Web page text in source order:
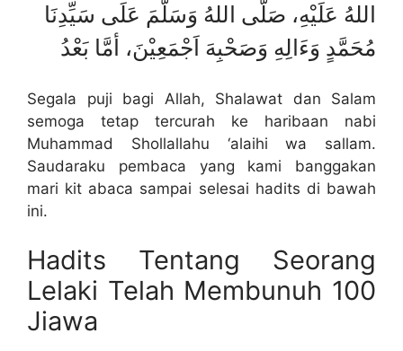
اللهُ عَلَيْهِ، صَلَّى اللهُ وَسَلَّمَ عَلَى سَيِّدِنَا
مُحَمَّدٍ وَءَالِهِ وَصَحْبِهَ اَجْمَعِيْنَ، أمَّا بَعْدُ
Segala puji bagi Allah, Shalawat dan Salam
semoga tetap tercurah ke haribaan nabi
Muhammad Shollallahu ‘alaihi wa sallam.
Saudaraku pembaca yang kami banggakan
mari kit abaca sampai selesai hadits di bawah
ini.
Hadits Tentang Seorang
Lelaki Telah Membunuh 100
Jiawa